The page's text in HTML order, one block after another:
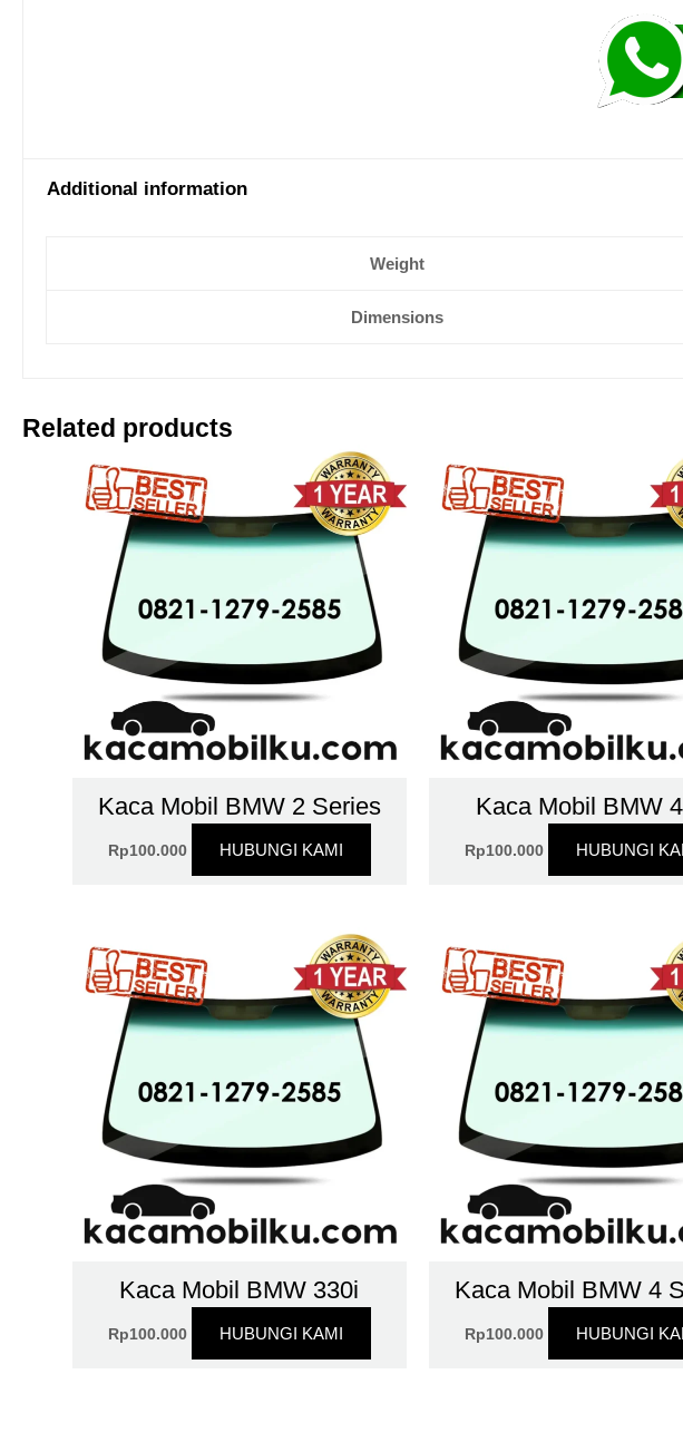
Additional information
Weight
Dimensions
Related products
Kaca Mobil BMW 2 Series
Rp100.000 HUBUNGI KAMI
Kaca Mobil BMW
Rp100.000 HUBUNGI
Kaca Mobil BMW 330i
Rp100.000 HUBUNGI KAMI
Kaca Mobil BMW 4
Rp100.000 HUBUNGI